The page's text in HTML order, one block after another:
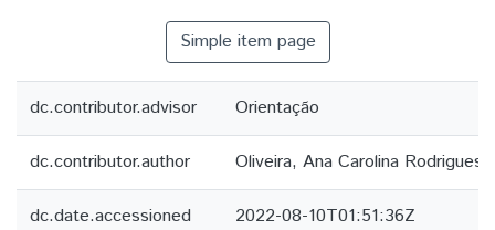
Simple item page
dc.contributor.advisor Orientação
dc.contributor.author Oliveira, Ana Carolina Rodrigues
dc.date.accessioned 2022-08-10T01:51:36Z